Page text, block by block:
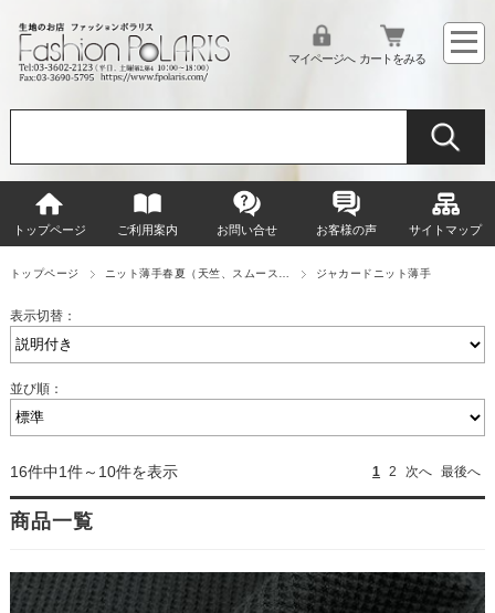
マイページへ カートをみる
トップページ ご利用案内 お問い合せ お客様の声 サイトマップ
トップページ ニット薄手春夏（天竺、スムース… ジャカードニット薄手
表示切替：
並び順：
16件中1件～10件を表示 1 2 次へ 最後へ
商品一覧